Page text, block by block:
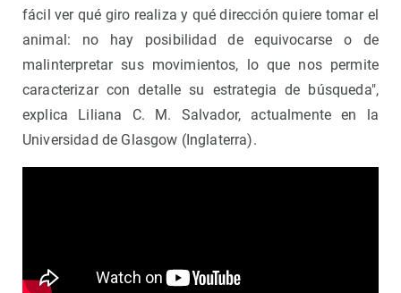
fácil ver qué giro realiza y qué dirección quiere tomar el
animal: no hay posibilidad de equivocarse o de
malinterpretar sus movimientos, lo que nos permite
caracterizar con detalle su estrategia de búsqueda",
explica Liliana C. M. Salvador, actualmente en la
Universidad de Glasgow (Inglaterra).